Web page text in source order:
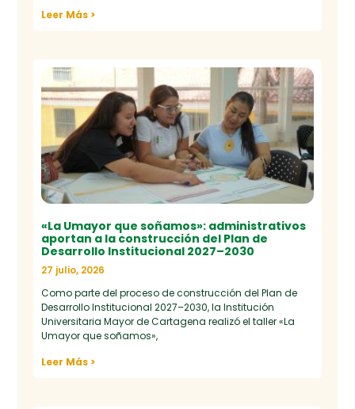
Leer Más >
«La Umayor que soñamos»: administrativos
aportan a la construcción del Plan de
Desarrollo Institucional 2027–2030
27 julio, 2026
Como parte del proceso de construcción del Plan de
Desarrollo Institucional 2027–2030, la Institución
Universitaria Mayor de Cartagena realizó el taller «La
Umayor que soñamos»,
Leer Más >